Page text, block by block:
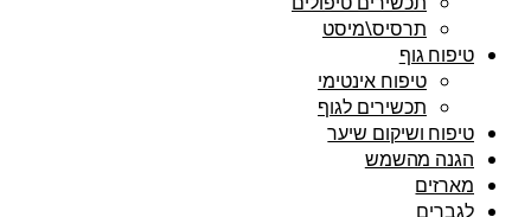
תרסיס\מיסט
טיפוח גוף
טיפוח אינטימי
תכשירים לגוף
טיפוח ושיקום שיער
הגנה מהשמש
מארזים
לגברים